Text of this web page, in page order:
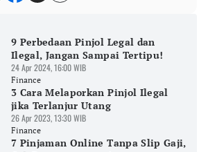
9 Perbedaan Pinjol Legal dan
Ilegal, Jangan Sampai Tertipu!
24 Apr 2024, 16:00 WIB
Finance
3 Cara Melaporkan Pinjol Ilegal
jika Terlanjur Utang
26 Apr 2023, 13:30 WIB
Finance
7 Pinjaman Online Tanpa Slip Gaji,